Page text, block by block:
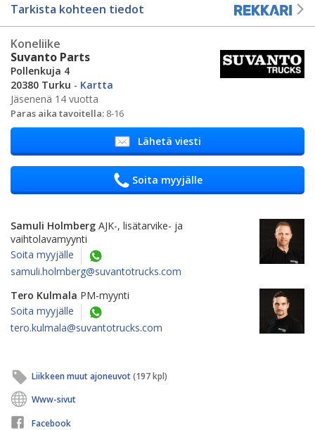
Tarkista kohteen tiedot
Koneliike
Suvanto Parts
Pollenkuja 4
20380 Turku - Kartta
Jäsenenä 14 vuotta
Paras aika tavoitella: 8-16
Lähetä viesti
Soita myyjälle
Samuli Holmberg AJK-, lisätarvike- ja
vaihtolavamyynti
Soita myyjälle
samuli.holmberg@suvantotrucks.com
Tero Kulmala PM-myynti
Soita myyjälle
tero.kulmala@suvantotrucks.com
Liikkeen muut ajoneuvot(197 kpl)
Www-sivut
Facebook